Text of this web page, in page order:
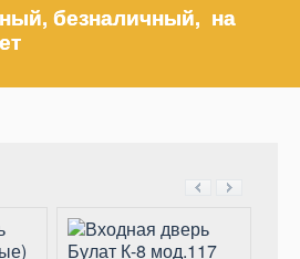
безналичный, на